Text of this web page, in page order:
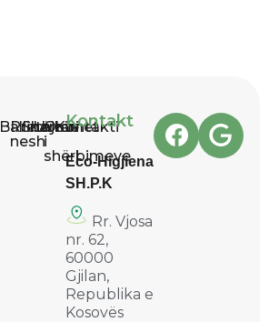
Ballina
Rreth
nesh
Shërbimet
Lajme
Orari
i
shërbimeve
Kontakti
Kontakt
Eco-Higjiena
SH.P.K
Rr. Vjosa
nr. 62,
60000
Gjilan,
Republika e
Kosovës